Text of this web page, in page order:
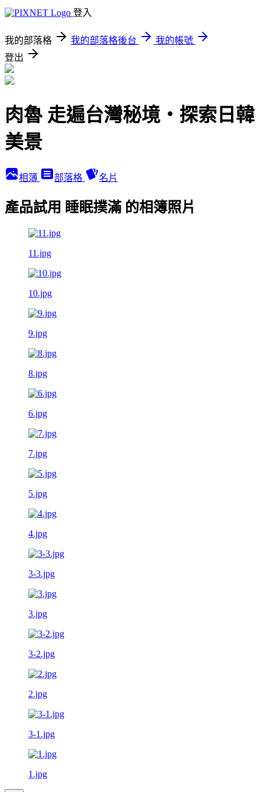
登入
我的部落格 我的部落格後台
我的帳號
登出
肉魯 走遍台灣秘境・探索日韓
美景
相簿 部落格 名片
產品試用 睡眠撲滿 的相簿照片
11.jpg
10.jpg
9.jpg
8.jpg
6.jpg
7.jpg
5.jpg
4.jpg
3-3.jpg
3.jpg
3-2.jpg
2.jpg
3-1.jpg
1.jpg